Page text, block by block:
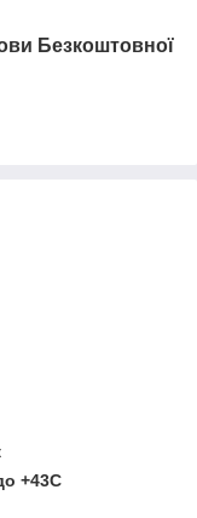
Безкоштовної
+43С